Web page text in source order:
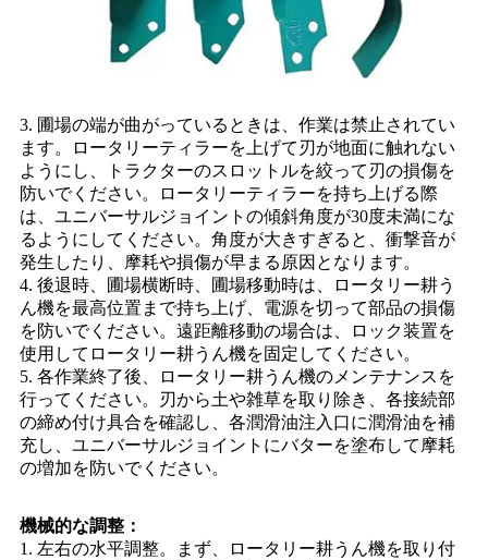
3. 圃場の端が曲がっているときは、作業は禁止されてい
ます。ロータリーティラーを上げて刃が地面に触れない
ようにし、トラクターのスロットルを絞って刃の損傷を
防いでください。ロータリーティラーを持ち上げる際
は、ユニバーサルジョイントの傾斜角度が30度未満にな
るようにしてください。角度が大きすぎると、衝撃音が
発生したり、摩耗や損傷が早まる原因となります。
4. 後退時、圃場横断時、圃場移動時は、ロータリー耕う
ん機を最高位置まで持ち上げ、電源を切って部品の損傷
を防いでください。遠距離移動の場合は、ロック装置を
使用してロータリー耕うん機を固定してください。
5. 各作業終了後、ロータリー耕うん機のメンテナンスを
行ってください。刃から土や雑草を取り除き、各接続部
の締め付け具合を確認し、各潤滑油注入口に潤滑油を補
充し、ユニバーサルジョイントにバターを塗布して摩耗
の増加を防いでください。
機械的な調整：
1. 左右の水平調整。まず、ロータリー耕うん機を取り付